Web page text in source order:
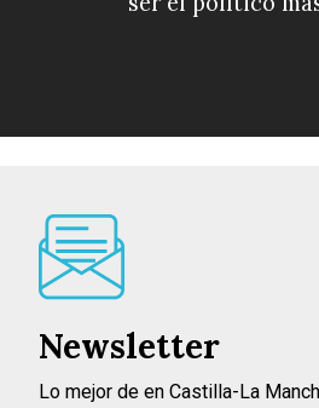
Newsletter
Lo mejor de en Castilla-La